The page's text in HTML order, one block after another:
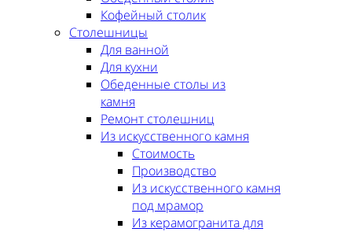
Кофейный столик
Столешницы
Для ванной
Для кухни
Обеденные столы из
камня
Ремонт столешниц
Из искусственного камня
Стоимость
Производство
Из искусственного камня
под мрамор
Из керамогранита для